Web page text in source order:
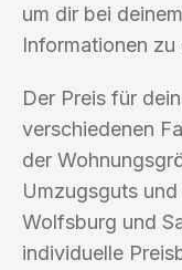
um dir bei
Informationen
Der Preis für
verschiedenen
der
Umzugsguts
Wolfsburg und
individuelle